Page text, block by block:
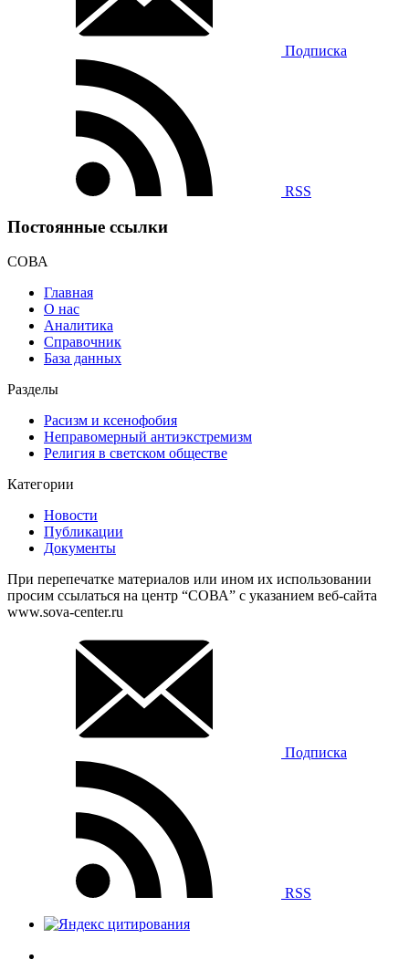
Подписка
RSS
Постоянные ссылки
СОВА
Главная
О нас
Аналитика
Справочник
База данных
Разделы
Расизм и ксенофобия
Неправомерный антиэкстремизм
Религия в светском обществе
Категории
Новости
Публикации
Документы
При перепечатке материалов или ином их использовании
просим ссылаться на центр “СОВА” с указанием веб-сайта
www.sova-center.ru
Подписка
RSS